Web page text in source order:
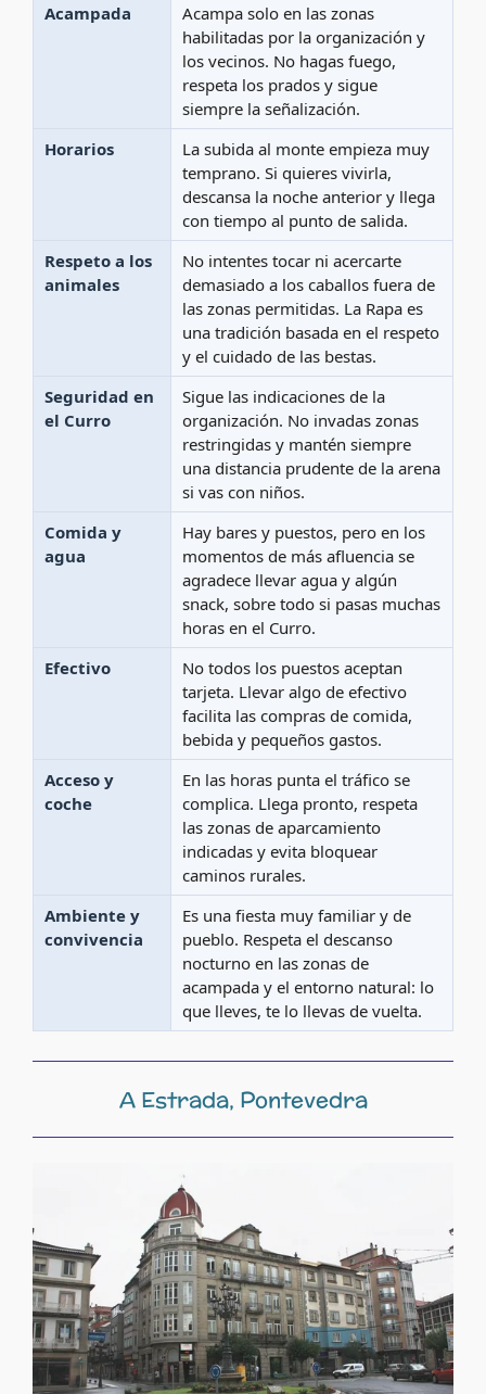
Acampada
Acampa solo en las zonas
habilitadas por la organización y
los vecinos. No hagas fuego,
respeta los prados y sigue
siempre la señalización.
Horarios
La subida al monte empieza muy
temprano. Si quieres vivirla,
descansa la noche anterior y llega
con tiempo al punto de salida.
Respeto a los
animales
No intentes tocar ni acercarte
demasiado a los caballos fuera de
las zonas permitidas. La Rapa es
una tradición basada en el respeto
y el cuidado de las bestas.
Seguridad en
el Curro
Sigue las indicaciones de la
organización. No invadas zonas
restringidas y mantén siempre
una distancia prudente de la arena
si vas con niños.
Comida y
agua
Hay bares y puestos, pero en los
momentos de más afluencia se
agradece llevar agua y algún
snack, sobre todo si pasas muchas
horas en el Curro.
Efectivo
No todos los puestos aceptan
tarjeta. Llevar algo de efectivo
facilita las compras de comida,
bebida y pequeños gastos.
Acceso y
coche
En las horas punta el tráfico se
complica. Llega pronto, respeta
las zonas de aparcamiento
indicadas y evita bloquear
caminos rurales.
Ambiente y
convivencia
Es una fiesta muy familiar y de
pueblo. Respeta el descanso
nocturno en las zonas de
acampada y el entorno natural: lo
que lleves, te lo llevas de vuelta.
A Estrada, Pontevedra